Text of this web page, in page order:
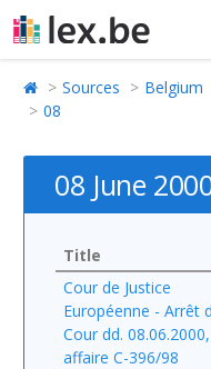
Sources Belgium
08
08 June
Title
Cour de Justice
Européenne - Arrêt
Cour dd. 08.06.2000,
affaire C-396/98